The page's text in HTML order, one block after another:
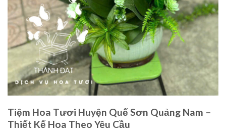
Tiệm Hoa Tươi Huyện Quế Sơn Quảng Nam –
Thiết Kế Hoa Theo Yêu Cầu